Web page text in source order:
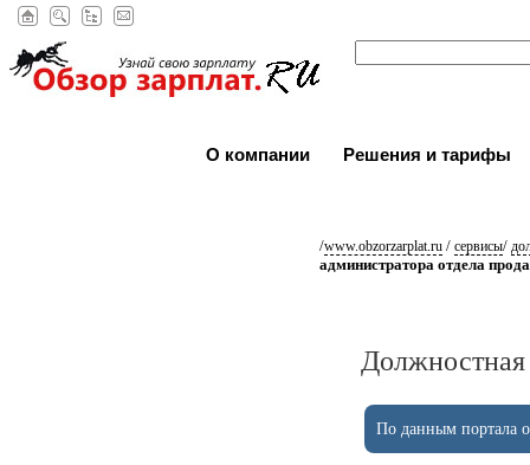
О компании Решения и тарифы
/www.obzorzarplat.ru / сервисы/
администратора отдела
Должностная
По данным портала